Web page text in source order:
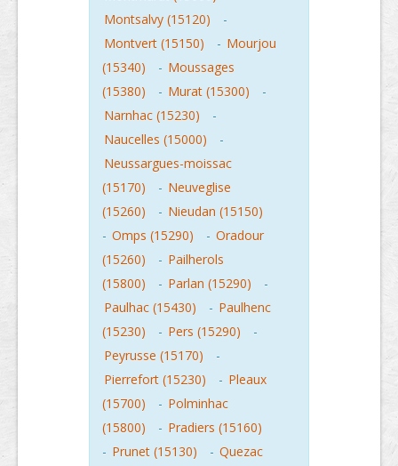
Montsalvy (15120)
-
Montvert (15150)
- Mourjou
(15340)
- Moussages
(15380)
- Murat (15300)
-
Narnhac (15230)
-
Naucelles (15000)
-
Neussargues-moissac
(15170)
- Neuveglise
(15260)
- Nieudan (15150)
- Omps (15290) - Oradour
(15260)
- Pailherols
(15800)
- Parlan (15290)
-
Paulhac (15430)
- Paulhenc
(15230)
- Pers (15290)
-
Peyrusse (15170)
-
Pierrefort (15230)
- Pleaux
(15700)
- Polminhac
(15800)
- Pradiers (15160)
- Prunet (15130) - Quezac